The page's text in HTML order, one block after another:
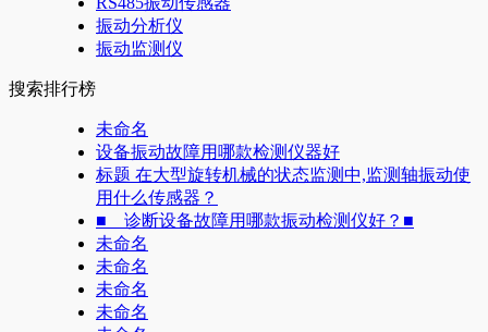
振动分析仪
振动监测仪
搜索排行榜
未命名
设备振动故障用哪款检测仪器好
标题 在大型旋转机械的状态监测中,监测轴振动使
用什么传感器？
■ 诊断设备故障用哪款振动检测仪好？■
未命名
未命名
未命名
未命名